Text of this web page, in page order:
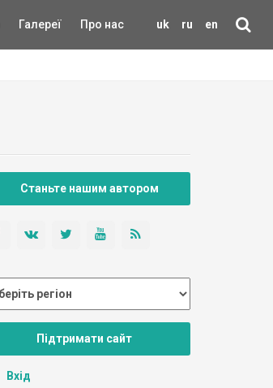
uk ru en
Галереї Про нас
Станьте нашим автором
Підтримати сайт
Вхід